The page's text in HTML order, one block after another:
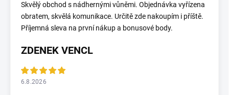
Skvělý obchod s nádhernými vůněmi. Objednávka vyřízena
obratem, skvělá komunikace. Určitě zde nakoupím i příště.
Příjemná sleva na první nákup a bonusové body.
ZDENEK VENCL
6.8.2026